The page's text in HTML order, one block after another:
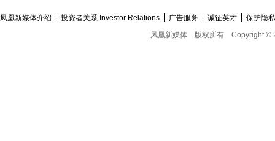
凤凰新媒体介绍 投资者关系 Investor Relations 广告服务 诚征英才
保护隐
凤凰新媒体
版权所有 Copyright ©